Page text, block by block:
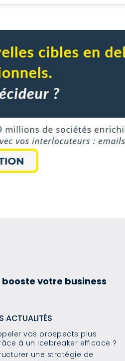
booste votre business
ACTUALITÉS
vos prospects plus
à un icebreaker efficace ?
une stratégie de